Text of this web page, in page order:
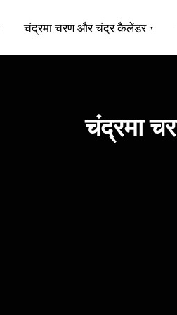
चंद्रमा चरण और चंद्र कैलेंडर
चंद्रमा